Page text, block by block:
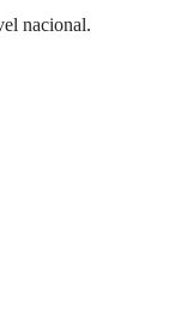
nacional.